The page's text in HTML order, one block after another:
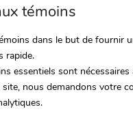
témoins
dans le but de fournir
rapide.
essentiels sont nécessaires
nous demandons votre